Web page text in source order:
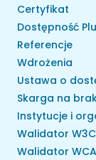
Certyfikat
Dostępność
Referencje
Wdrożenia
Ustawa o
Skarga na
Instytucje i
Walidator W3C
Walidator